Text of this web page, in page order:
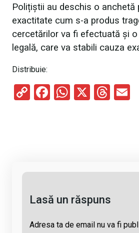
Polițiștii au deschis o anchetă
exactitate cum s-a produs
cercetărilor va fi efectuată și
legală, care va stabili cauza
Distribuie:
C
k
F
o
W
p
X
T
s
Lasă un răspuns
Adresa ta de email nu va fi